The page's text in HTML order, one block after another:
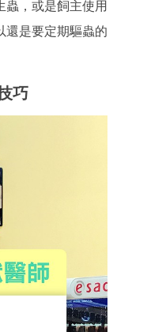
，或是飼主使用
還是要定期驅蟲的
巧